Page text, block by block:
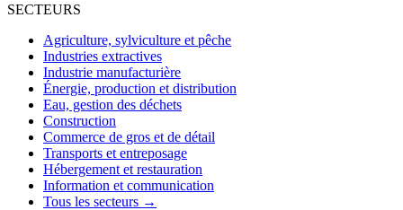
SECTEURS
Agriculture, sylviculture et pêche
Industries extractives
Industrie manufacturière
Énergie, production et distribution
Eau, gestion des déchets
Construction
Commerce de gros et de détail
Transports et entreposage
Hébergement et restauration
Information et communication
Tous les secteurs →